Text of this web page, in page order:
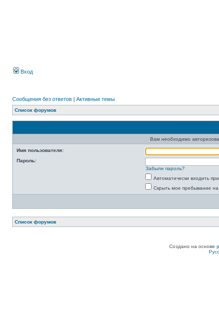
Вход
Сообщения без ответов | Активные темы
Список форумов
Вам необходимо
Имя пользователя:
Пароль:
Забыли пароль?
Автоматически входить
Скрыть мое пребывание
Список форумов
Создано на основе